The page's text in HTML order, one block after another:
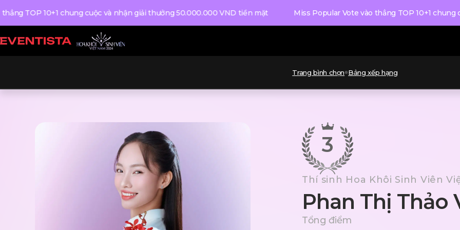
10+1 chung cuộc và nhận giải thưởng 50.000.000 VND tiền mặt Miss Popular Vote vào thẳng TOP 10+1 chung cuộc
Trang bình chọn Bảng xếp hạng
3
Thí sinh Hoa Khôi Sinh Viên
Phan Thị Thảo
Tổng điểm